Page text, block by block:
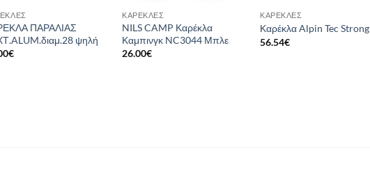
ΠΑΡΑΛΙΑΣ
ψηλή
€
ΚΑΡΈΚΛΕΣ
NILS CAMP Καρέκλα
Καμπινγκ NC3044 Μπλε
26.00€
ΚΑΡΈΚΛΕΣ
Καρέκλα Alpin Tec Strong
56.54€